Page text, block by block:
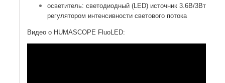
осветитель: светодиодный (LED) источник 3.6В/3Вт с
регулятором интенсивности светового потока
Видео о HUMASCOPE FluoLED: